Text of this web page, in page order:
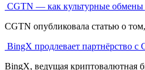
CGTN — как культурные обмены
CGTN опубликовала статью о
BingX продлевает партнёрство с
BingX, ведущая криптовалютная